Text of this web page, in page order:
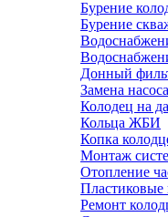
Бурение
Бурение
Донный
Замена
Колодец на
Кольца ЖБИ
Копка
Монтаж
Отопление
Пластиковые
Ремонт